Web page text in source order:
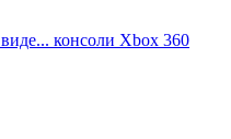
консоли Xbox 360